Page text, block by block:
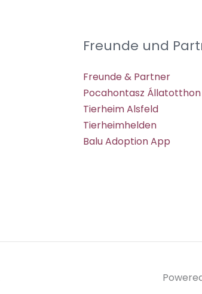
Freunde und
Freunde & Partner
Pocahontasz Állatotthon
Tierheim Alsfeld
Tierheimhelden
Balu Adoption App